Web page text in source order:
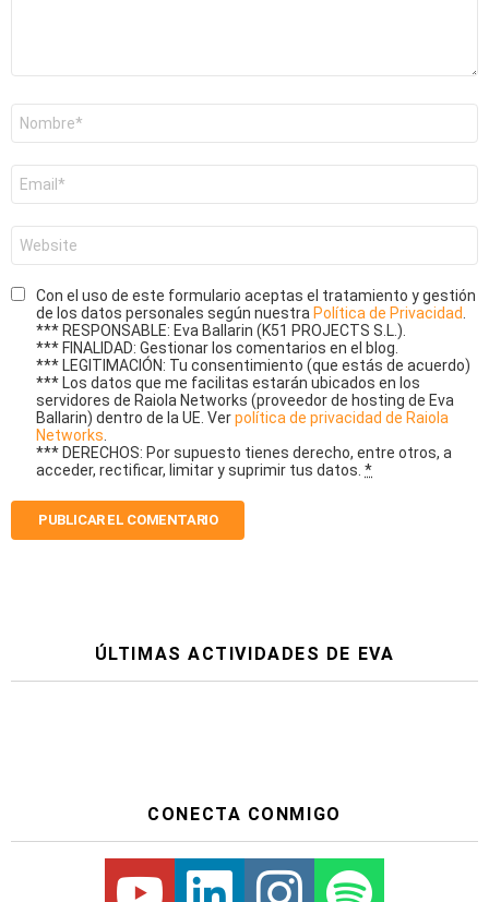
electrónico
*
Con el uso de este formulario aceptas el tratamiento y gestión
de los datos personales según nuestra Política de Privacidad.
*** RESPONSABLE: Eva Ballarin (K51 PROJECTS S.L.).
*** FINALIDAD: Gestionar los comentarios en el blog.
*** LEGITIMACIÓN: Tu consentimiento (que estás de acuerdo)
*** Los datos que me facilitas estarán ubicados en los
servidores de Raiola Networks (proveedor de hosting de Eva
Ballarin) dentro de la UE. Verpolítica de privacidad de Raiola
Networks.
*** DERECHOS: Por supuesto tienes derecho, entre otros, a
acceder, rectificar, limitar y suprimir tus datos. *
ÚLTIMAS ACTIVIDADES DE EVA
CONECTA CONMIGO
Youtube Linkedin Instagram Spotify